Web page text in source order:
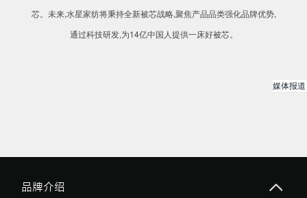
芯。未来,水星家纺将秉持全新被芯战略,聚焦产品品类强化品牌优势,
通过科技研发,为14亿中国人提供一床好被芯。
媒体报
品牌介绍